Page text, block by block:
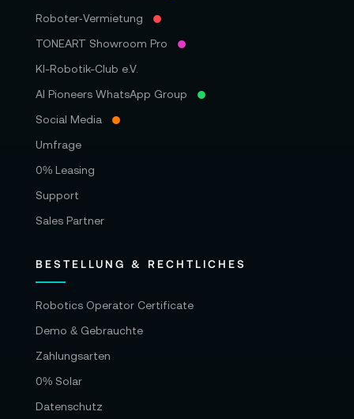
Roboter‑Vermietung
TONEART Showroom Pro
KI-Robotik-Club e.V.
AI Pioneers WhatsApp Group
Social Media
Umfrage
0% Leasing
Support
Sales Partner
BESTELLUNG & RECHTLICHES
Robotics Operator Certificate
Demo & Gebrauchte
Zahlungsarten
0% Solar
Datenschutz